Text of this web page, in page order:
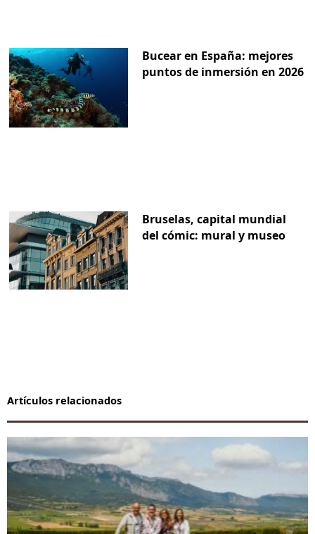
Bucear en España: mejores
puntos de inmersión en 2026
Bruselas, capital mundial
del cómic: mural y museo
Artículos relacionados